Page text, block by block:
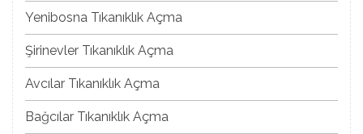
Yenibosna Tıkanıklık Açma
Şirinevler Tıkanıklık Açma
Avcılar Tıkanıklık Açma
Bağcılar Tıkanıklık Açma